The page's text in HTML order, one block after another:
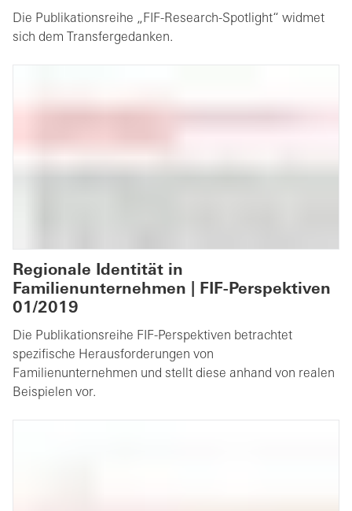
Die Publikationsreihe „FIF-Research-Spotlight“ widmet
sich dem Transfergedanken.
Regionale Identität in
Familienunternehmen | FIF-Perspektiven
01/2019
Die Publikationsreihe FIF-Perspektiven betrachtet
spezifische Herausforderungen von
Familienunternehmen und stellt diese anhand von realen
Beispielen vor.